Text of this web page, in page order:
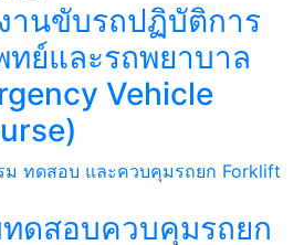
านขับรถปฏิบัติการ
ย์และรถพยาบาล
Vehicle
ทดสอบควบคุมรถยก